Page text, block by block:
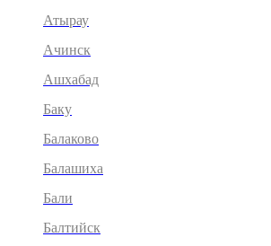
Атырау
Ачинск
Ашхабад
Баку
Балаково
Балашиха
Бали
Балтийск